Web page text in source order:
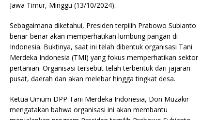
Jawa Timur, Minggu (13/10/2024).
Sebagaimana diketahui, Presiden terpilih Prabowo Subianto
benar-benar akan memperhatikan lumbung pangan di
Indonesia. Buktinya, saat ini telah dibentuk organisasi Tani
Merdeka Indonesia (TMI) yang fokus memperhatikan sektor
pertanian. Organisasi tersebut telah terbentuk dari jajaran
pusat, daerah dan akan melebar hingga tingkat desa.
Ketua Umum DPP Tani Merdeka Indonesia, Don Muzakir
mengatakan bahwa organisasi ini akan membantu